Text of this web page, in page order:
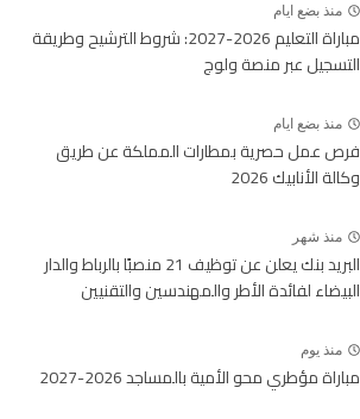
منذ بضع ايام
مباراة التعليم 2026-2027: شروط الترشيح وطريقة
التسجيل عبر منصة ولوج
منذ بضع ايام
فرص عمل حصرية بمطارات المملكة عن طريق
وكالة الأنابيك 2026
منذ شهر
البريد بنك يعلن عن توظيف 21 منصبًا بالرباط والدار
البيضاء لفائدة الأطر والمهندسين والتقنيين
منذ يوم
مباراة مؤطري محو الأمية بالمساجد 2026-2027